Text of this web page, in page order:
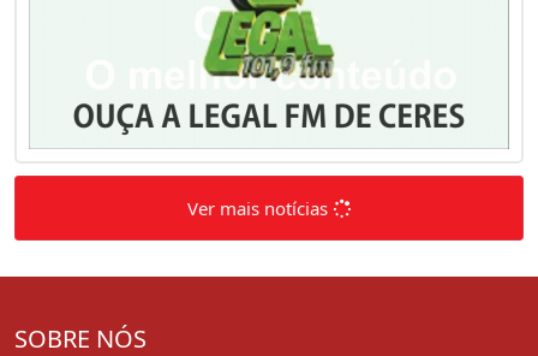
Ver mais notícias
SOBRE NÓS